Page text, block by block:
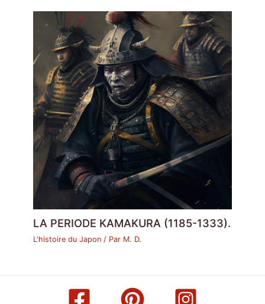
LA PERIODE KAMAKURA (1185-1333).
L'histoire du Japon / Par M. D.